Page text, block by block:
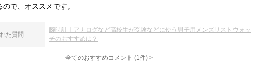
で、オススメです。
た質問
腕時計｜アナログなど高校生が受験などに使う男子用メンズリストウォッ
チのおすすめは？
全てのおすすめコメント (1件) >